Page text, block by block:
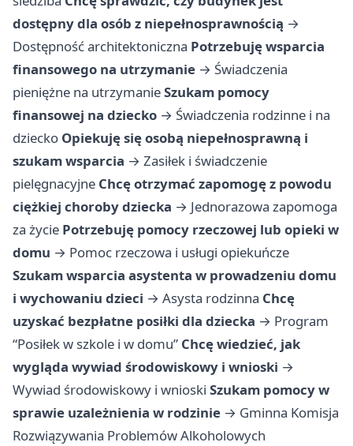
dostępny dla osób z niepełnosprawnością →
Dostępność architektoniczna Potrzebuję wsparcia
finansowego na utrzymanie → Świadczenia
pieniężne na utrzymanieSzukam pomocy
finansowej na dziecko → Świadczenia rodzinne i na
dziecko Opiekuję się osobą niepełnosprawną i
szukam wsparcia → Zasiłek i świadczenie
pielęgnacyjne Chcę otrzymać zapomogę z powodu
ciężkiej choroby dziecka → Jednorazowa zapomoga
za życie Potrzebuję pomocy rzeczowej lub opieki w
domu → Pomoc rzeczowa i usługi opiekuńcze
Szukam wsparcia asystenta w prowadzeniu domu
i wychowaniu dzieci → Asysta rodzinna Chcę
uzyskać bezpłatne posiłki dla dziecka → Program
“Posiłek w szkole i w domu” Chcę wiedzieć, jak
wygląda wywiad środowiskowy i wnioski →
Wywiad środowiskowy i wnioski Szukam pomocy w
sprawie uzależnienia w rodzinie → Gminna Komisja
Rozwiązywania Problemów Alkoholowych